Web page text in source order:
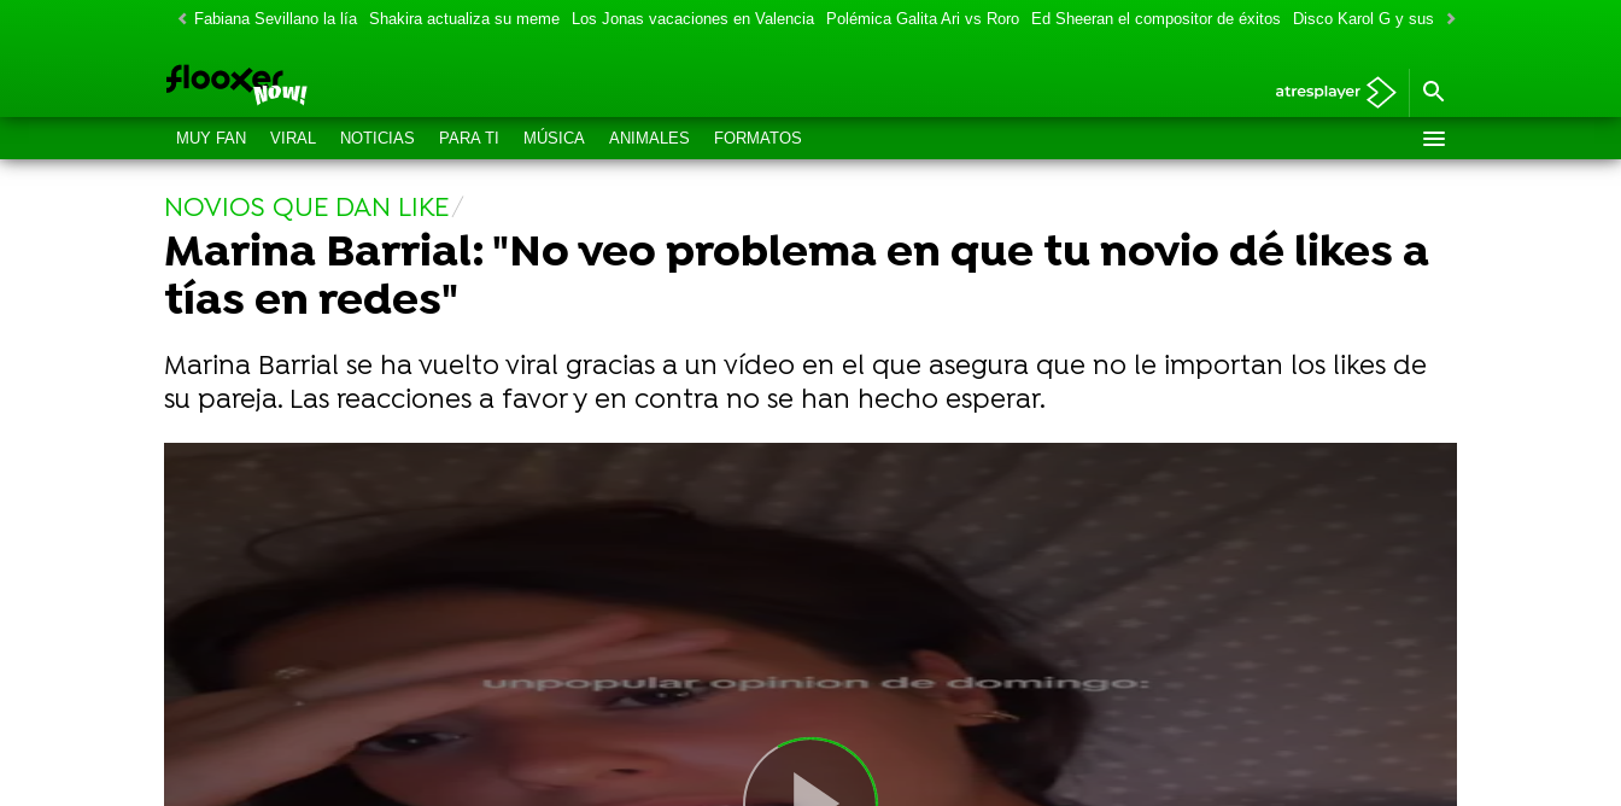
Fabiana Sevillano la lía Shakira actualiza su meme Los Jonas vacaciones en Valencia Polémica Galita Ari vs Roro Ed Sheeran el compositor de éxitos Disco Karol G y sus colaboraciones
MUY FAN VIRAL NOTICIAS PARA TI MÚSICA ANIMALES FORMATOS
NOVIOS QUE DAN LIKE
Marina Barrial: "No veo problema en que tu novio dé likes a
tías en redes"
Marina Barrial se ha vuelto viral gracias a un vídeo en el que asegura que no le importan los likes de
su pareja. Las reacciones a favor y en contra no se han hecho esperar.